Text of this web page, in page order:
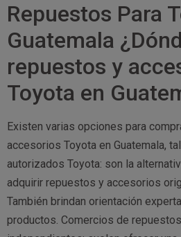
Repuestos Para
Guatemala
repuestos y
Toyota en
Existen varias opciones para
accesorios Toyota en Guatemala,
autorizados Toyota: son la
adquirir repuestos y accesorios
También brindan orientación
productos. Comercios de